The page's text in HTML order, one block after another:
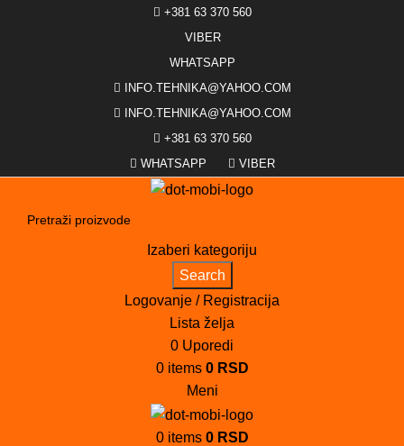
+381 63 370 560
VIBER
WHATSAPP
INFO.TEHNIKA@YAHOO.COM
INFO.TEHNIKA@YAHOO.COM
+381 63 370 560
WHATSAPP
VIBER
Izaberi kategoriju
Search
Logovanje / Registracija
Lista želja
0 Uporedi
0 items 0 RSD
Meni
0 items 0 RSD